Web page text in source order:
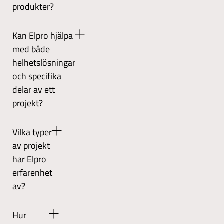
programmering,
och
driftsättning.
tillverkningsindustrin,
har
även
kunder
inom
marina,
offshore,
gruv-,
energi-
förnybara
industrier.
produkter?
följer
strikta
kvalitetsstandarder
och
är
certifierade
enligt
9001
och
ISO
14001.
De
utför
också
omvärldsbevakning
Kan Elpro hjälpa
med både
helhetslösningar
och specifika
delar av ett
projekt?
Elpro
kan
hantera
hela
processen
från
till
Vilka typer
av projekt
har Elpro
erfarenhet
av?
har
Hur